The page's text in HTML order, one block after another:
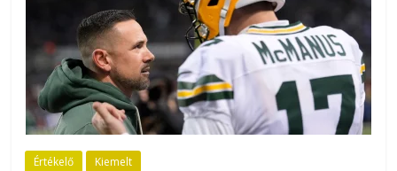
Értékelő Kiemelt